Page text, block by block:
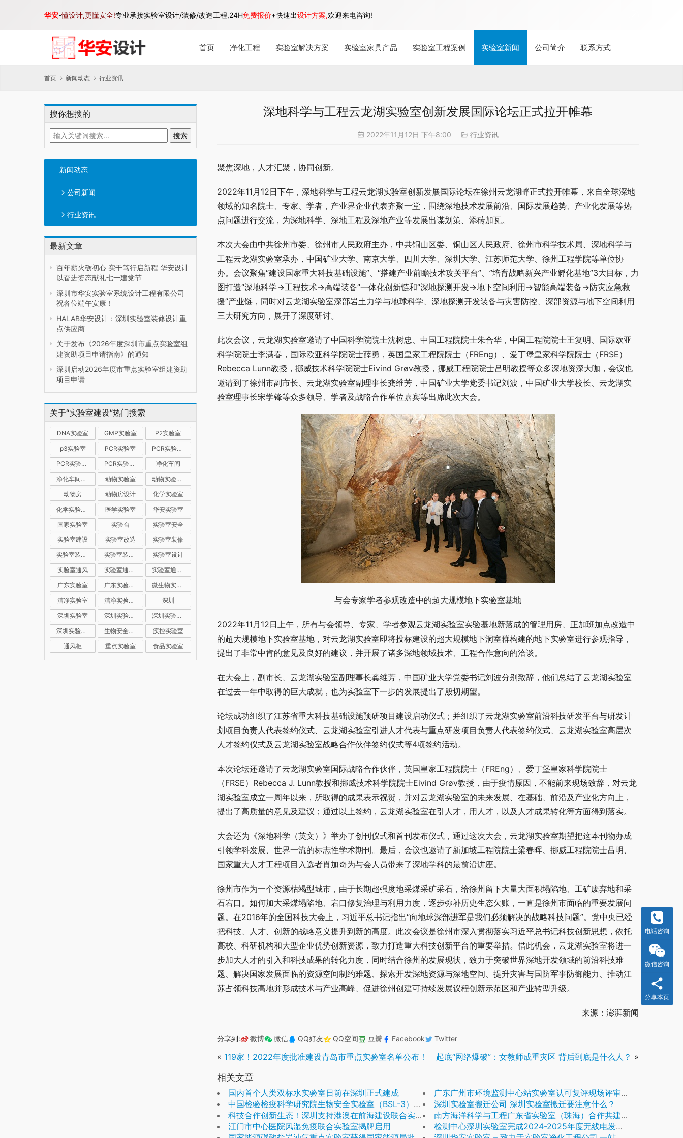
首页 净化工程 实验室解决方案 实验室家具产品 实验室工程案例 实验室新闻 公司简介 联系方式
首页 新闻动态 行业资讯
搜你想搜的
新闻动态
公司新闻
行业资讯
最新文章
百年薪火砺初心 实干笃行启新程 华安设计
以奋进姿态献礼七一建党节
深圳市华安实验室系统设计工程有限公司
祝各位端午安康！
HALAB华安设计：深圳实验室装修设计重
点供应商
关于发布《2026年度深圳市重点实验室组
建资助项目申请指南》的通知
深圳启动2026年度市重点实验室组建资助
项目申请
关于“实验室建设”热门搜索
DNA实验室 GMP实验室
P2实验室
p3实验室
PCR实验室
PCR实验室建设
PCR实验室装修
PCR实验室设计
净化车间
净化车间装修
动物实验室
动物实验室建设
动物房
动物房设计
化学实验室
化学实验室设计
医学实验室
华安实验室
国家实验室
实验台
实验室安全
实验室建设
实验室改造
实验室装修
实验室装修公司
实验室装修设计
实验室设计
实验室通风
实验室通风系统
实验室通风设计
广东实验室
广东实验室装修
微生物实验室
洁净实验室
洁净实验室设计
深圳
深圳实验室
深圳实验室建设
深圳实验室装修
深圳实验室设计
生物安全实验室
疾控实验室
通风柜
重点实验室 食品实验室
深地科学与工程云龙湖实验室创新发展国际论坛正式拉开帷幕
2022年11月12日 下午8:00 行业资讯
聚焦深地，人才汇聚，协同创新。
2022年11月12日下午，深地科学与工程云龙湖实验室创新发展国际论坛在徐州云龙湖畔正式拉开帷幕，来自全球深地
领域的知名院士、专家、学者，产业界企业代表齐聚一堂，围绕深地技术发展前沿、国际发展趋势、产业化发展等热
点问题进行交流，为深地科学、深地工程及深地产业等发展出谋划策、添砖加瓦。
本次大会由中共徐州市委、徐州市人民政府主办，中共铜山区委、铜山区人民政府、徐州市科学技术局、深地科学与
工程云龙湖实验室承办，中国矿业大学、南京大学、四川大学、深圳大学、江苏师范大学、徐州工程学院等单位协
办。会议聚焦“建设国家重大科技基础设施”、“搭建产业前瞻技术攻关平台”、”培育战略新兴产业孵化基地”3大目标，力
图打造“深地科学→工程技术→高端装备”一体化创新链和“深地探测开发→地下空间利用→智能高端装备→防灾应急救
援”产业链，同时对云龙湖实验室深部岩土力学与地球科学、深地探测开发装备与灾害防控、深部资源与地下空间利用
三大研究方向，展开了深度研讨。
此次会议，云龙湖实验室邀请了中国科学院院士沈树忠、中国工程院院士朱合华，中国工程院院士王复明、国际欧亚
科学院院士李满春，国际欧亚科学院院士薛勇，英国皇家工程院院士（FREng）、爱丁堡皇家科学院院士（FRSE）
Rebecca Lunn教授，挪威技术科学院院士Eivind Grøv教授，挪威工程院院士吕明教授等众多深地资深大咖，会议也
邀请到了徐州市副市长、云龙湖实验室副理事长龚维芳，中国矿业大学党委书记刘波，中国矿业大学校长、云龙湖实
验室理事长宋学锋等众多领导、学者及战略合作单位嘉宾等出席此次大会。
与会专家学者参观改造中的超大规模地下实验室基地
2022年11月12日上午，所有与会领导、专家、学者参观云龙湖实验室实验基地新落成的管理用房、正加班加点改造中
的超大规模地下实验室基地，对云龙湖实验室即将投标建设的超大规模地下洞室群构建的地下实验室进行参观指导，
提出了非常中肯的意见及良好的建议，并开展了诸多深地领域技术、工程合作意向的洽谈。
在大会上，副市长、云龙湖实验室副理事长龚维芳，中国矿业大学党委书记刘波分别致辞，他们总结了云龙湖实验室
在过去一年中取得的巨大成就，也为实验室下一步的发展提出了殷切期望。
论坛成功组织了江苏省重大科技基础设施预研项目建设启动仪式；并组织了云龙湖实验室前沿科技研发平台与研发计
划项目负责人代表签约仪式、云龙湖实验室引进人才代表与重点研发项目负责人代表签约仪式、云龙湖实验室高层次
人才签约仪式及云龙湖实验室战略合作伙伴签约仪式等4项签约活动。
本次论坛还邀请了云龙湖实验室国际战略合作伙伴，英国皇家工程院院士（FREng）、爱丁堡皇家科学院院士
（FRSE）Rebecca J. Lunn教授和挪威技术科学院院士Eivind Grøv教授，由于疫情原因，不能前来现场致辞，对云龙
湖实验室成立一周年以来，所取得的成果表示祝贺，并对云龙湖实验室的未来发展、在基础、前沿及产业化方向上，
提出了高质量的意见及建议；通过以上签约，云龙湖实验室在引人才，用人才，以及人才成果转化等方面得到落实。
大会还为《深地科学（英文）》举办了创刊仪式和首刊发布仪式，通过这次大会，云龙湖实验室期望把这本刊物办成
引领学科发展、世界一流的标志性学术期刊。最后，会议也邀请了新加坡工程院院士梁春晖、挪威工程院院士吕明、
国家重大人才工程项目入选者肖加奇为与会人员带来了深地学科的最前沿讲座。
徐州市作为一个资源枯竭型城市，由于长期超强度地采煤采矿采石，给徐州留下大量大面积塌陷地、工矿废弃地和采
石宕口。如何加大采煤塌陷地、宕口修复治理与利用力度，逐步弥补历史生态欠账，一直是徐州市面临的重要发展问
题。在2016年的全国科技大会上，习近平总书记指出“向地球深部进军是我们必须解决的战略科技问题”。党中央已经
把科技、人才、创新的战略意义提升到新的高度。此次会议是徐州市深入贯彻落实习近平总书记科技创新思想，依托
高校、科研机构和大型企业优势创新资源，致力打造重大科技创新平台的重要举措。借此机会，云龙湖实验室将进一
步加大人才的引入和科技成果的转化力度，同时结合徐州的发展现状，致力于突破世界深地开发领域的前沿科技难
题、解决国家发展面临的资源空间制约难题、探索开发深地资源与深地空间、提升灾害与国防军事防御能力、推动江
苏占领科技高地并形成技术与产业高峰、促进徐州创建可持续发展议程创新示范区和产业转型升级。
来源：澎湃新闻
分享到: 微博 微信 QQ好友 QQ空间 豆瓣 Facebook Twitter
« 119家！2022年度批准建设青岛市重点实验室名单公布！ 起底“网络爆破”：女教师成重灾区 背后到底是什么人？ »
相关文章
国内首个人类双标水实验室日前在深圳正式建成
广东广州市环境监测中心站实验室认可复评现场评审通过
中国检验检疫科学研究院生物安全实验室（BSL-3）简介
深圳实验室搬迁公司 深圳实验室搬迁要注意什么？
科技合作创新生态！深圳支持港澳在前海建设联合实验室
南方海洋科学与工程广东省实验室（珠海）合作共建单位交流座谈会举行
江门市中心医院风湿免疫联合实验室揭牌启用
检测中心深圳实验室完成2024-2025年度无线电发射设备型号核准检查工作
电话咨询
微信咨询
分享本页
华安-懂设计,更懂安全!专业承接实验室设计/装修/改造工程,24H免费报价+快速出设计方案,欢迎来电咨询!